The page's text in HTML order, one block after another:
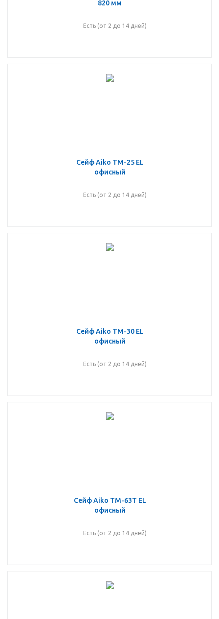
820 мм
Есть (от 2 до 14 дней)
Сейф Aiko TM-25 EL
офисный
Есть (от 2 до 14 дней)
Сейф Aiko TM-30 EL
офисный
Есть (от 2 до 14 дней)
Сейф Aiko TM-63T EL
офисный
Есть (от 2 до 14 дней)